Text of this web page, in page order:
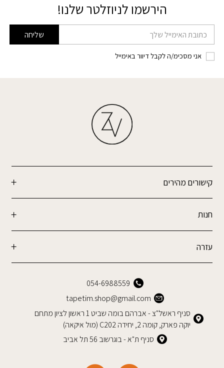
הירשמו לניוזלטר שלנו!
דוא׳׳ל שליחה
אני מסכימ/ה לקבל דיוור באימייל
קישורים מהירים
חנות
עזרה
054-6988559
tapetim.shop@gmail.com
סניף ראשל"צ - אברהם בומה שביט 1 ראשון לציון מתחם
יוקה פארק, קומה 2, יחידה C202 (מול איקאה)
סניף ת"א - בוגרשוב 56 תל אביב